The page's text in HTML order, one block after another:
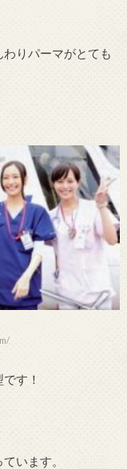
りパーマがとても
す！
います。